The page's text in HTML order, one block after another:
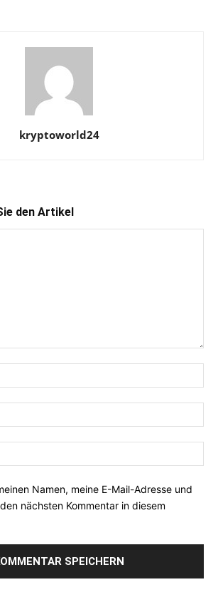
kryptoworld24
den Artikel
Namen, meine E-Mail-Adresse und
nächsten Kommentar in diesem